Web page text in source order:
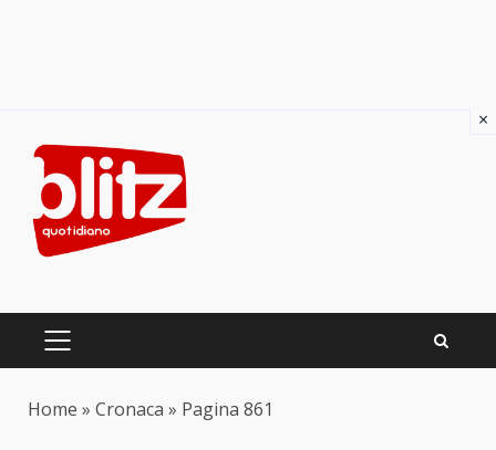
content
PRIMARY
Home » Cronaca » Pagina 861
×